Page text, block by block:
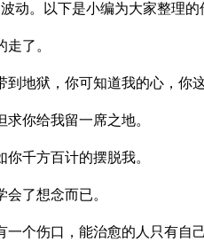
动。以下是小编为大家整理的
了。
到地狱，你可知道我的心，你
你给我留一席之地。
千方百计的摆脱我。
了想念而已。
个伤口，能治愈的人只有自己